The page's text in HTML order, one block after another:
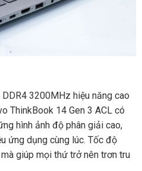
3200MHz hiệu năng cao
ThinkBook 14 Gen 3 ACL có
hình ảnh độ phân giải cao,
ứng dụng cùng lúc. Tốc độ
giúp mọi thứ trở nên trơn tru